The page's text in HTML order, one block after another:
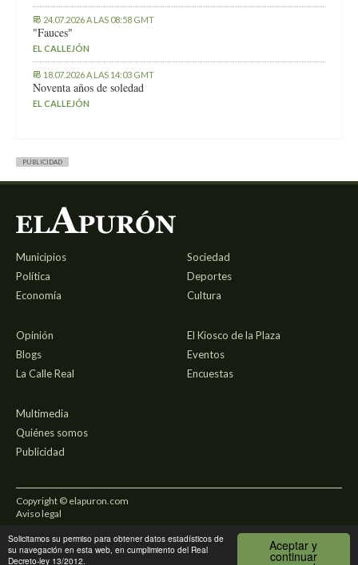
Aceptar y
continuar
Solicitamos su permiso para obtener datos estadísticos de
su navegación en esta web, en cumplimiento del Real
Decreto-ley 13/2012.
24.07.2026 A LAS 08:58 GMT
"Fauces"
EL CALLEJÓN
18.07.2026 A LAS 14:03 GMT
Noventa años de soledad
EL CALLEJÓN
PUBLICIDAD
Municipios
Política
Economía
Sociedad
Deportes
Cultura
Opinión
Blogs
La Calle Real
El Kiosco de la Plaza
Eventos
Encuestas
Multimedia
Quiénes somos
Publicidad
Copyright © elapuron.com
Aviso legal
Política de privacidad